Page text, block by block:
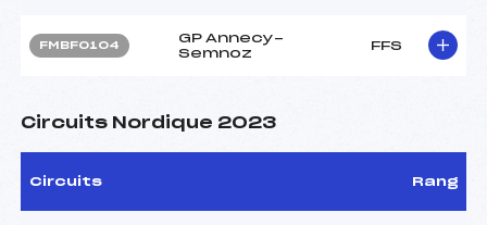
FMBF0104
GP Annecy-
Semnoz
FFS
Circuits Nordique 2023
Circuits Rang